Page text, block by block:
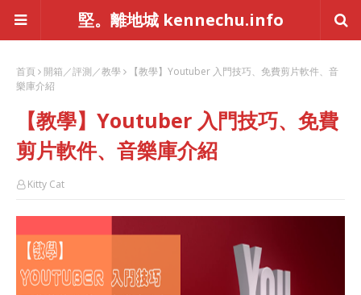
堅。離地城 kennechu.info
首頁 開箱／評測／教學
【教學】Youtuber 入門技巧、免費剪片軟件、音
樂庫介紹
【教學】Youtuber 入門技巧、免費
剪片軟件、音樂庫介紹
Kitty Cat